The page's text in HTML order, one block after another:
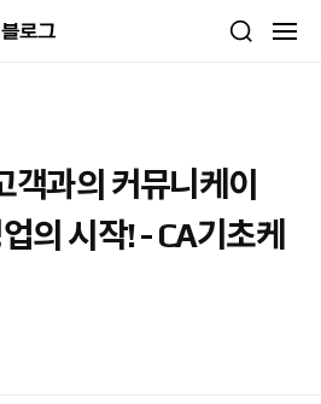
과의 커뮤니케이
의 시작! - CA기초케